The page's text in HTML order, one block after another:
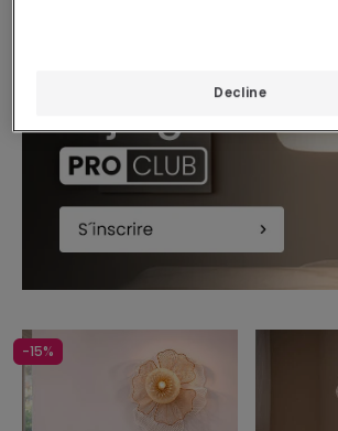
-15%
Decline